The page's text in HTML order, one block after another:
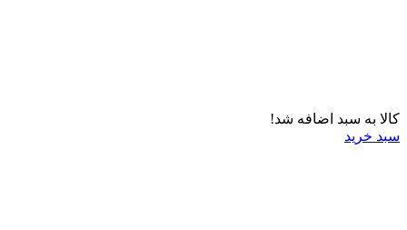
کالا به سبد اضافه شد!
سبد خرید